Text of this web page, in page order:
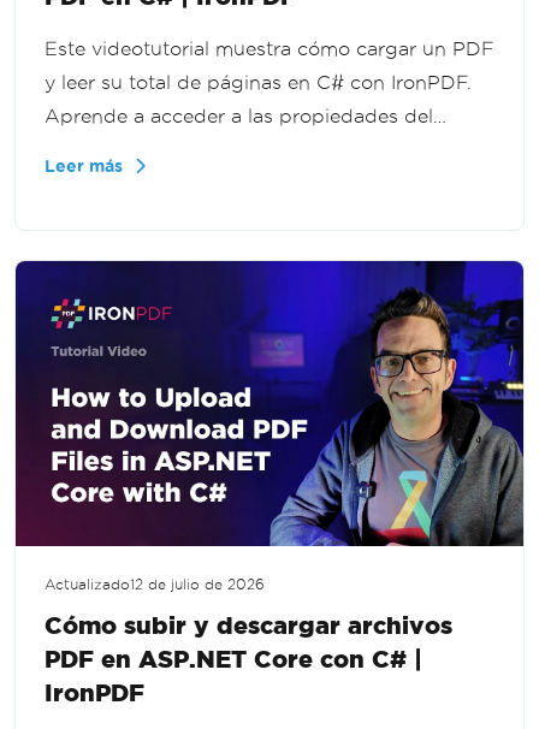
Este videotutorial muestra cómo cargar un PDF
y leer su total de páginas en C# con IronPDF.
Aprende a acceder a las propiedades del
Leer más
Actualizado12 de julio de 2026
Cómo subir y descargar archivos
PDF en ASP.NET Core con C# |
IronPDF